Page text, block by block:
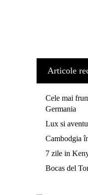
Articole
Cele mai
Germania
Lux si
Cambodgia
7 zile in
Bocas del